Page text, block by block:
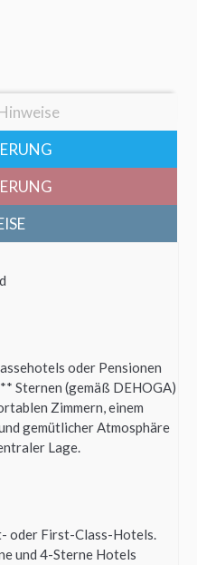
oder Pensionen
Sternen (gemäß DEHOGA)
Zimmern, einem
gemütlicher Atmosphäre
Lage.
oder First-Class-Hotels.
und 4-Sterne Hotels